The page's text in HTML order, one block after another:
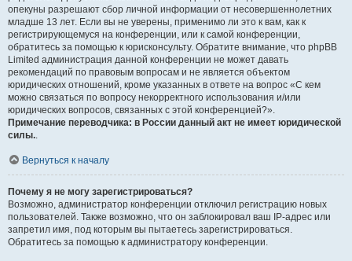
опекуны разрешают сбор личной информации от несовершеннолетних
младше 13 лет. Если вы не уверены, применимо ли это к вам, как к
регистрирующемуся на конференции, или к самой конференции,
обратитесь за помощью к юрисконсульту. Обратите внимание, что phpBB
Limited администрация данной конференции не может давать
рекомендаций по правовым вопросам и не является объектом
юридических отношений, кроме указанных в ответе на вопрос «С кем
можно связаться по вопросу некорректного использования и/или
юридических вопросов, связанных с этой конференцией?».
Примечание переводчика: в России данный акт не имеет юридической
силы..
Вернуться к началу
Почему я не могу зарегистрироваться?
Возможно, администратор конференции отключил регистрацию новых
пользователей. Также возможно, что он заблокировал ваш IP-адрес или
запретил имя, под которым вы пытаетесь зарегистрироваться.
Обратитесь за помощью к администратору конференции.